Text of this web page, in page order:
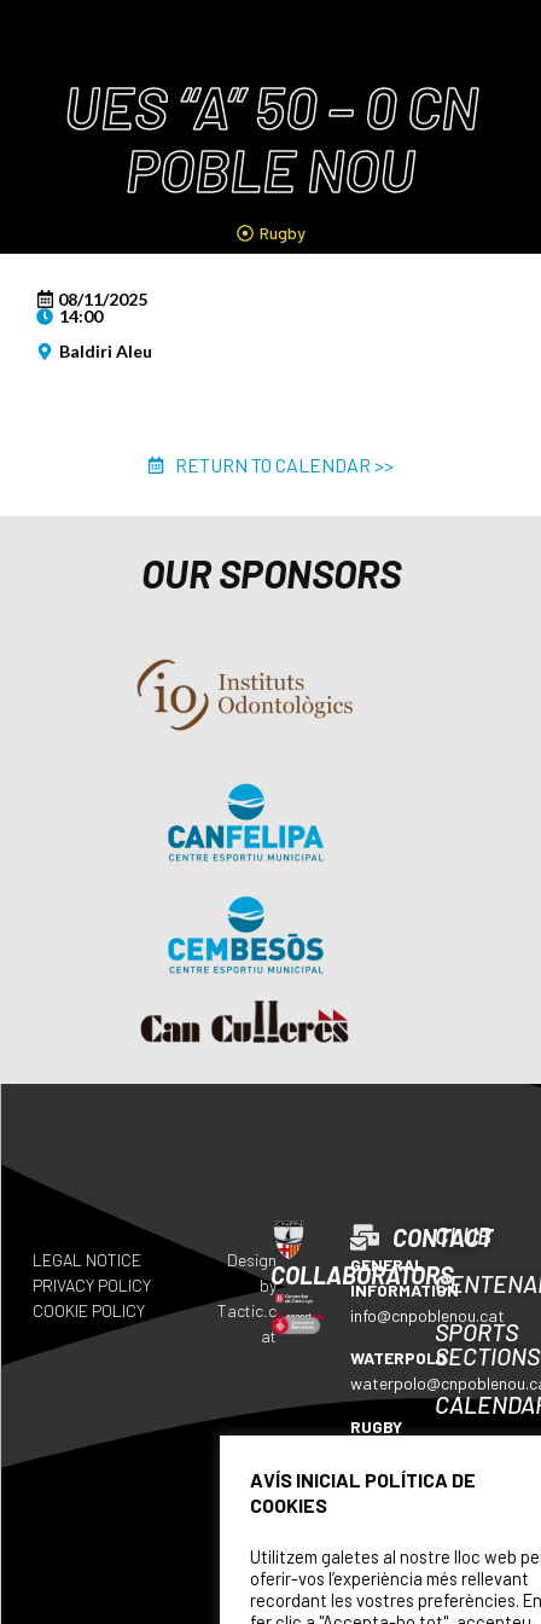
UES “A” 50 – 0 CN
POBLE NOU
Rugby
08/11/2025
14:00
Baldiri Aleu
RETURN TO CALENDAR >>
OUR SPONSORS
COLLABORATORS
CONTACT
GENERAL
INFORMATION
info@cnpoblenou.cat
WATERPOLO
RUGBY
ARTISTIC
CLUB
SPORTS
SECTIONS
WE
LEGAL NOTICE
PRIVACY POLICY
COOKIE POLICY
Design
by
Tactic.c
at
AVÍS INICIAL POLÍTICA DE
COOKIES
Utilitzem galetes al nostre lloc web
oferir-vos l’experiència més rellevant
recordant les vostres preferències. En